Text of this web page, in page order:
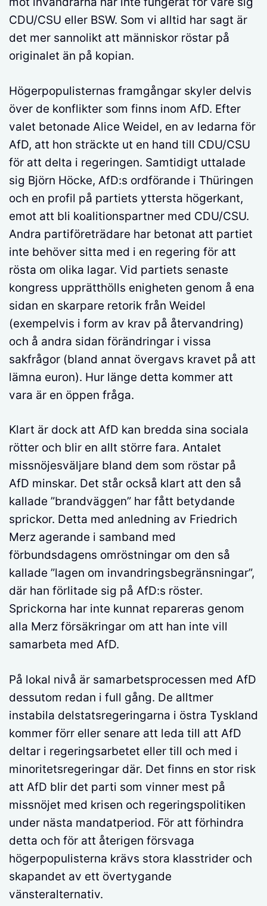
CDU/CSU eller BSW. Som vi alltid har sagt är
det mer sannolikt att människor röstar på
originalet än på kopian.
Högerpopulisternas framgångar skyler delvis
över de konflikter som finns inom AfD. Efter
valet betonade Alice Weidel, en av ledarna för
AfD, att hon sträckte ut en hand till CDU/CSU
för att delta i regeringen. Samtidigt uttalade
sig Björn Höcke, AfD:s ordförande i Thüringen
och en profil på partiets yttersta högerkant,
emot att bli koalitionspartner med CDU/CSU.
Andra partiföreträdare har betonat att partiet
inte behöver sitta med i en regering för att
rösta om olika lagar. Vid partiets senaste
kongress upprätthölls enigheten genom å ena
sidan en skarpare retorik från Weidel
(exempelvis i form av krav på återvandring)
och å andra sidan förändringar i vissa
sakfrågor (bland annat övergavs kravet på att
lämna euron). Hur länge detta kommer att
vara är en öppen fråga.
Klart är dock att AfD kan bredda sina sociala
rötter och blir en allt större fara. Antalet
missnöjesväljare bland dem som röstar på
AfD minskar. Det står också klart att den så
kallade ”brandväggen” har fått betydande
sprickor. Detta med anledning av Friedrich
Merz agerande i samband med
förbundsdagens omröstningar om den så
kallade ”lagen om invandringsbegränsningar”,
där han förlitade sig på AfD:s röster.
Sprickorna har inte kunnat repareras genom
alla Merz försäkringar om att han inte vill
samarbeta med AfD.
På lokal nivå är samarbetsprocessen med AfD
dessutom redan i full gång. De alltmer
instabila delstatsregeringarna i östra Tyskland
kommer förr eller senare att leda till att AfD
deltar i regeringsarbetet eller till och med i
minoritetsregeringar där. Det finns en stor risk
att AfD blir det parti som vinner mest på
missnöjet med krisen och regeringspolitiken
under nästa mandatperiod. För att förhindra
detta och för att återigen försvaga
högerpopulisterna krävs stora klasstrider och
skapandet av ett övertygande
vänsteralternativ.